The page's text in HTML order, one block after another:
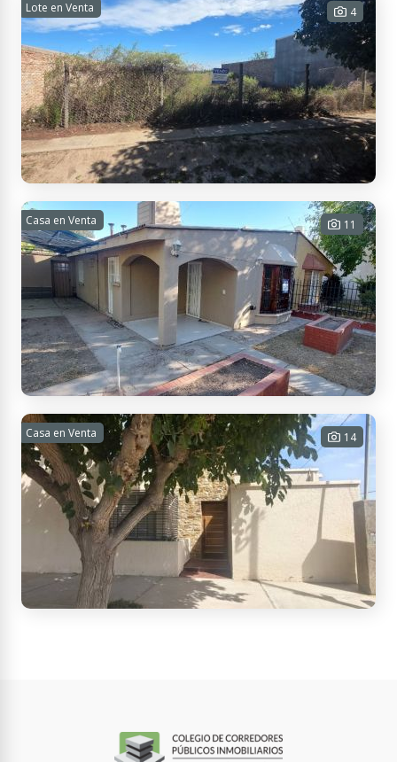
Se vende lote con pileta
30 m² Cub. - 410 m² Tot.
USD 25.000 Contactar
Lote en Venta 4
RFGX+PR Rivadavia, Mendoza, Argentina
Se vende lote
348 m² Tot.
USD
11.500
APTO
CRÉDITO
Contactar
Casa en Venta 11
Se vende casa en barrio mebna
3 habitaciones - 2 baños - 1 cochera
- 132 m² Cub. - 216 m² Tot.
USD 65.000 Contactar
Casa en Venta 14